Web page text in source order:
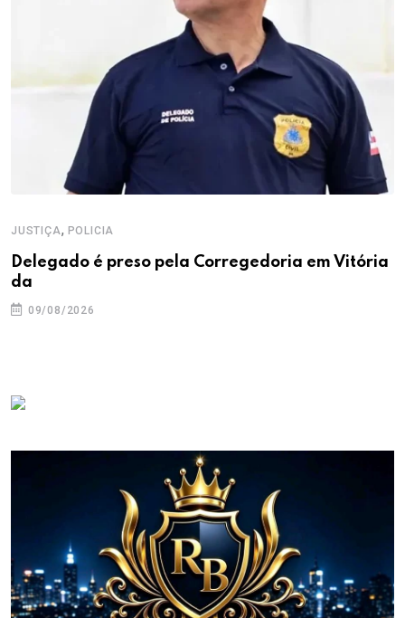
JUSTIÇA, POLICIA
Delegado é preso pela Corregedoria em Vitória
da
09/08/2026